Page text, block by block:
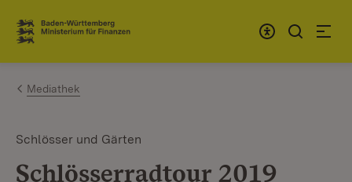
Zum Inhalt springen
Link zur Startseite
Mediathek
Schlösser und Gärten
Schlösserradtour 2019